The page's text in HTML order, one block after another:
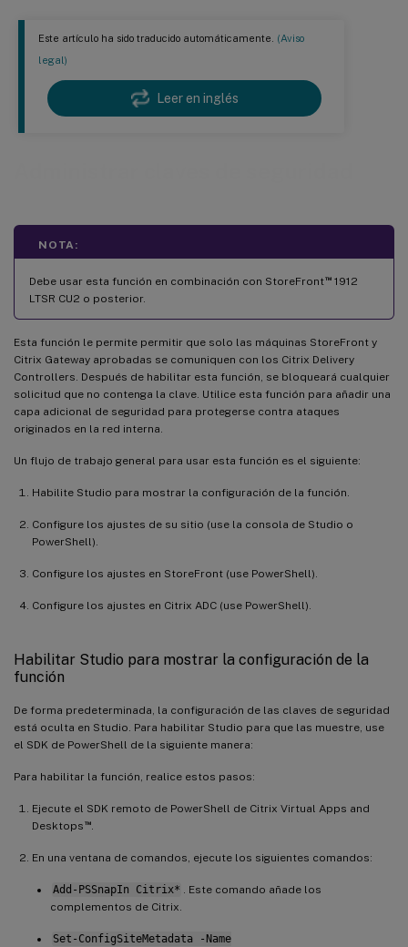
Este artículo ha sido traducido automáticamente. (Aviso
legal)
Leer en inglés
NOTA:
Debe usar esta función en combinación con StoreFront™1912
LTSR CU2 o posterior.
Esta función le permite permitir que solo las máquinas StoreFront y
Citrix Gateway aprobadas se comuniquen con los Citrix Delivery
Controllers. Después de habilitar esta función, se bloqueará cualquier
solicitud que no contenga la clave. Utilice esta función para añadir una
capa adicional de seguridad para protegerse contra ataques
originados en la red interna.
Un flujo de trabajo general para usar esta función es el siguiente:
Habilite Studio para mostrar la configuración de la función.
Configure los ajustes de su sitio (use la consola de Studio o
PowerShell).
Configure los ajustes en StoreFront (use PowerShell).
Configure los ajustes en Citrix ADC (use PowerShell).
Habilitar Studio para mostrar la configuración de la
función
De forma predeterminada, la configuración de las claves de seguridad
está oculta en Studio. Para habilitar Studio para que las muestre, use
el SDK de PowerShell de la siguiente manera:
Para habilitar la función, realice estos pasos:
Ejecute el SDK remoto de PowerShell de Citrix Virtual Apps and
Desktops ™.
En una ventana de comandos, ejecute los siguientes comandos:
Add-PSSnapIn Citrix*
. Este comando añade los
complementos de Citrix.
Set-ConfigSiteMetadata -Name